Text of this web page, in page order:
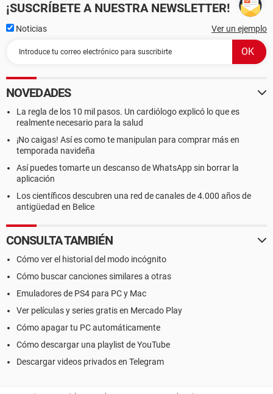
¡SUSCRÍBETE A NUESTRA NEWSLETTER!
Noticias Ver un ejemplo
NOVEDADES
La regla de los 10 mil pasos. Un cardiólogo explicó lo que es
realmente necesario para la salud
¡No caigas! Así es como te manipulan para comprar más en
temporada navideña
Así puedes tomarte un descanso de WhatsApp sin borrar la
aplicación
Los científicos descubren una red de canales de 4.000 años de
antigüedad en Belice
CONSULTA TAMBIÉN
Cómo ver el historial del modo incógnito
Cómo buscar canciones similares a otras
Emuladores de PS4 para PC y Mac
Ver películas y series gratis en Mercado Play
Cómo apagar tu PC automáticamente
Cómo descargar una playlist de YouTube
Descargar videos privados en Telegram